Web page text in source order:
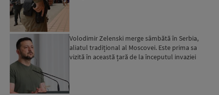
Volodimir Zelenski merge sâmbătă în Serbia,
aliatul tradițional al Moscovei. Este prima sa
vizită în această țară de la începutul invaziei